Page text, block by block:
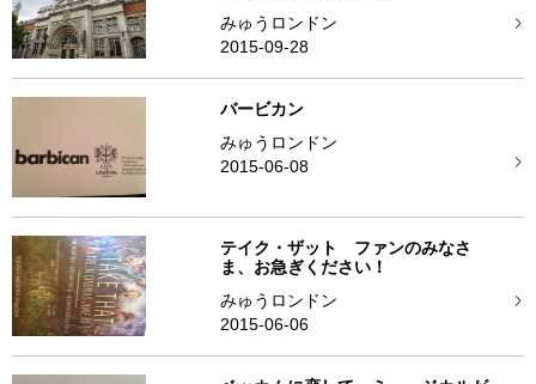
みゅうロンドン
2015-09-28
バービカン
みゅうロンドン
2015-06-08
テイク・ザット ファンのみなさ
ま、お急ぎください！
みゅうロンドン
2015-06-06